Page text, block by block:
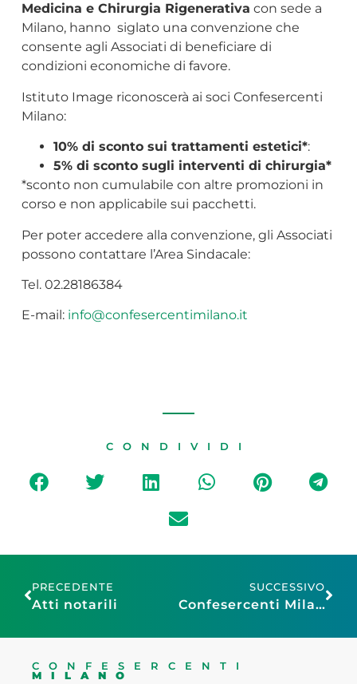
Medicina e Chirurgia Rigenerativa con sede a
Milano, hanno siglato una convenzione che
consente agli Associati di beneficiare di
condizioni economiche di favore.
Istituto Image riconoscerà ai soci Confesercenti
Milano:
10% di sconto sui trattamenti estetici*:
5% di sconto sugli interventi di chirurgia*
*sconto non cumulabile con altre promozioni in
corso e non applicabile sui pacchetti.
Per poter accedere alla convenzione, gli Associati
possono contattare l’Area Sindacale:
Tel. 02.28186384
E-mail: info@confesercentimilano.it
CONDIVIDI
PRECEDENTE
Atti notarili
SUCCESSIVO
Confesercenti Milano e Pellegrini: nuovo accordo per il ritiro dei buoni pasto!
CONFESERCENTI
MILANO